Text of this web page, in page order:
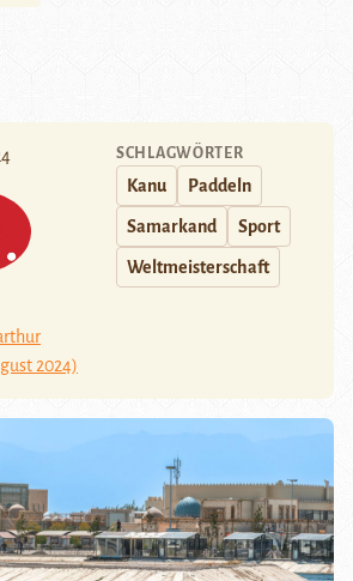
2024)
SCHLAGWÖRTER
Kanu Paddeln
Samarkand Sport
Weltmeisterschaft